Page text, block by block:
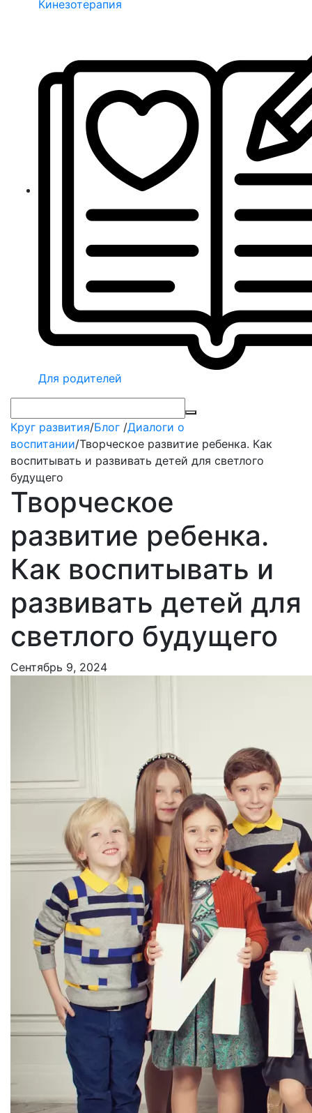
Кинезотерапия
Для родителей
Круг развития/Блог /Диалоги о
воспитании/Творческое развитие ребенка. Как
воспитывать и развивать детей для светлого
будущего
Творческое
развитие ребенка.
Как воспитывать и
развивать детей для
светлого будущего
Сентябрь 9, 2024